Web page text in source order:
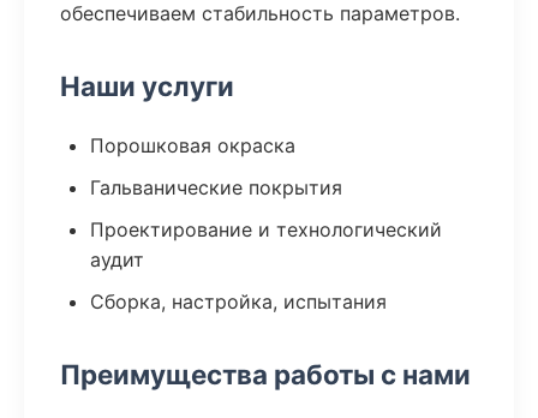
обеспечиваем стабильность параметров.
Наши услуги
Порошковая окраска
Гальванические покрытия
Проектирование и технологический
аудит
Сборка, настройка, испытания
Преимущества работы с нами